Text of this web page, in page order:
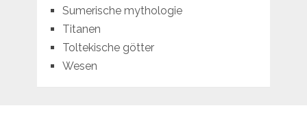
Sumerische mythologie
Titanen
Toltekische götter
Wesen